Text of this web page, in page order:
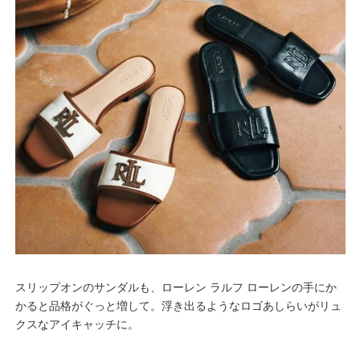
スリップオンのサンダルも、ローレン ラルフ ローレンの手にか
かると品格がぐっと増して。浮き出るようなロゴあしらいがリュ
クスなアイキャッチに。